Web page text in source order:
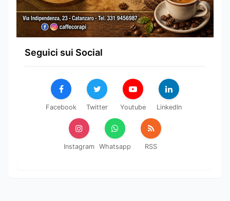
Seguici sui Social
Facebook Twitter Youtube LinkedIn
Instagram Whatsapp RSS